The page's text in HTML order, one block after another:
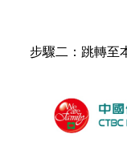
步驟二：跳轉至